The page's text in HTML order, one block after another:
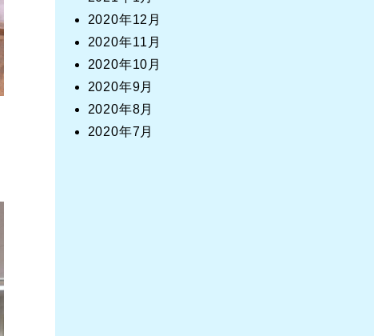
2020年12月
2020年11月
2020年10月
2020年9月
2020年8月
2020年7月